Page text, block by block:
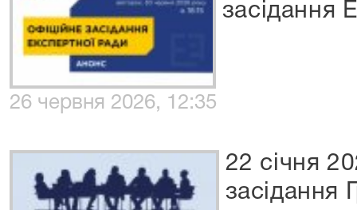
засідання
26 червня 2026, 12:35
22 січня
засідання